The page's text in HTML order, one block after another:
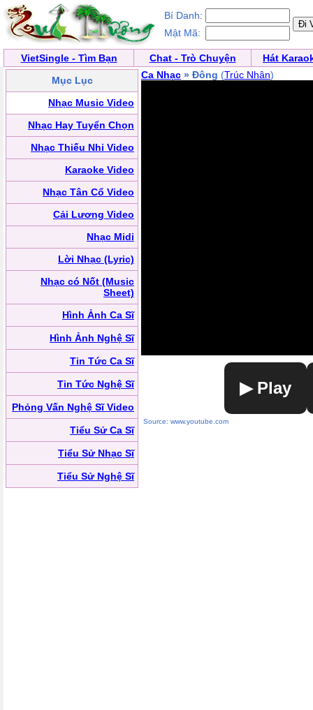
Bí Danh:
Mật Mã:
VietSingle - Tìm Bạn Chat - Trò Chuyện
Hát
Mục Lục
Nhạc Music Video
Nhạc Hay Tuyển Chọn
Nhạc Thiếu Nhi Video
Karaoke Video
Nhạc Tân Cổ Video
Cải Lương Video
Nhạc Midi
Lời Nhạc (Lyric)
Nhạc có Nốt (Music
Sheet)
Hình Ảnh Ca Sĩ
Hình Ảnh Nghệ Sĩ
Tin Tức Ca Sĩ
Tin Tức Nghệ Sĩ
Phỏng Vấn Nghệ Sĩ Video
Tiểu Sử Ca Sĩ
Tiểu Sử Nhạc Sĩ
Tiểu Sử Nghệ Sĩ
Ca Nhạc » Đông (Trúc Nhân)
▶ Play
Source: www.youtube.com